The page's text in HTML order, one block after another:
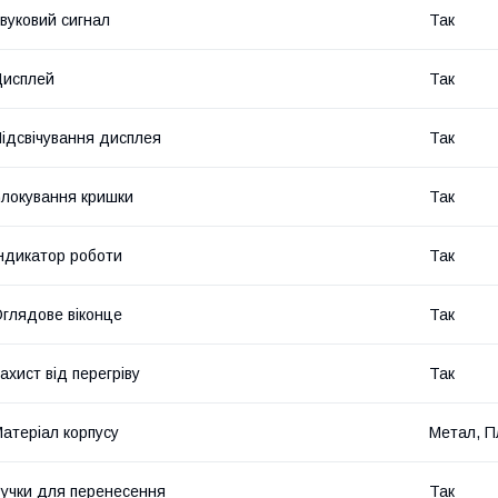
сигнал Так
Так
дисплея Так
кришки Так
роботи Так
віконце Так
від перегріву Так
корпусу Метал,
для перенесення Так